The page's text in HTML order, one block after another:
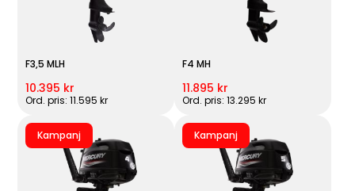
F3,5 MLH
10.395 kr
Ord. pris: 11.595 kr
F4 MH
11.895 kr
Ord. pris: 13.295 kr
Kampanj Kampanj